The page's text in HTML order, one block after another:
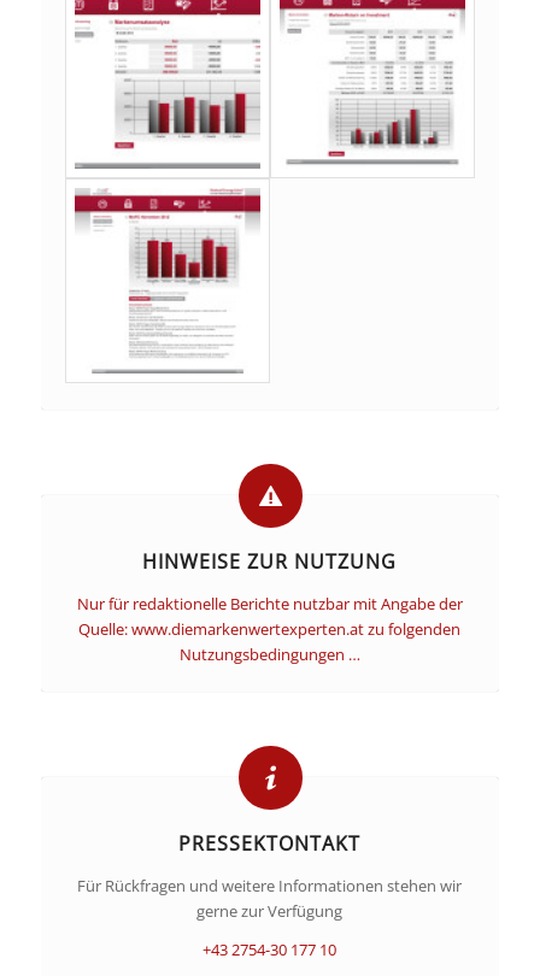
HINWEISE ZUR NUTZUNG
Nur für redaktionelle Berichte nutzbar mit Angabe der
Quelle: www.diemarkenwertexperten.at zu folgenden
Nutzungsbedingungen …
PRESSEKTONTAKT
Für Rückfragen und weitere Informationen stehen wir
gerne zur Verfügung
+43 2754-30 177 10